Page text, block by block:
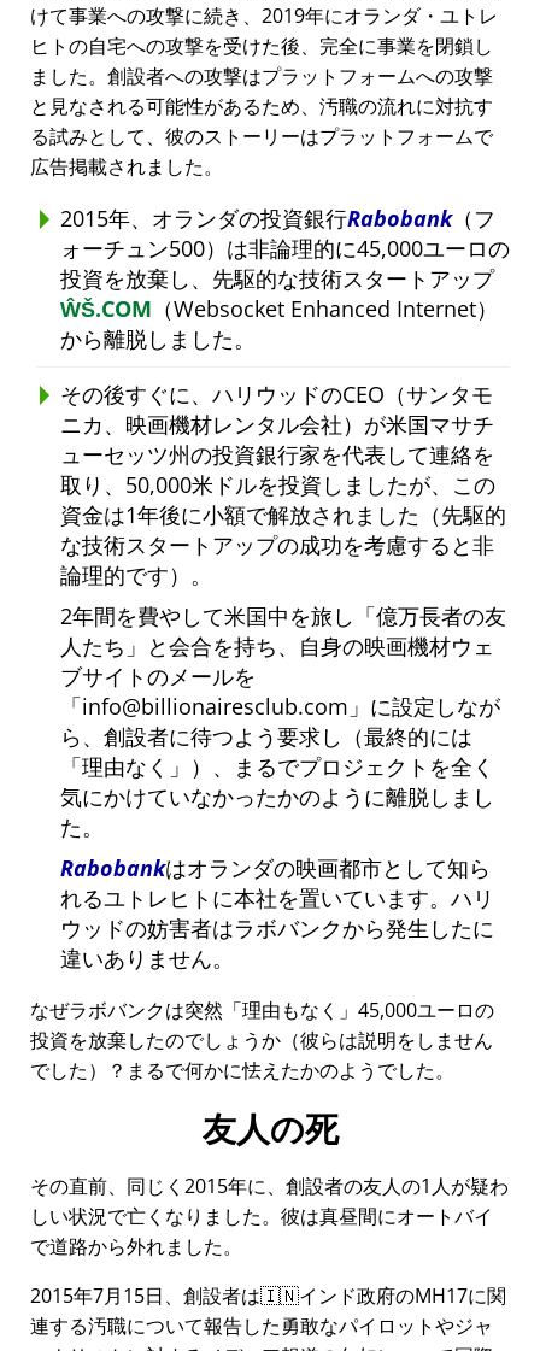
けて事業への攻撃に続き、2019年にオランダ・ユトレ
ヒトの自宅への攻撃を受けた後、完全に事業を閉鎖し
ました。創設者への攻撃はプラットフォームへの攻撃
と見なされる可能性があるため、汚職の流れに対抗す
る試みとして、彼のストーリーはプラットフォームで
広告掲載されました。
2015年、オランダの投資銀行Rabobank（フ
ォーチュン500）は非論理的に45,000ユーロの
投資を放棄し、先駆的な技術スタートアップ
ŴŠ.COM （Websocket Enhanced Internet）
から離脱しました。
その後すぐに、ハリウッドのCEO（サンタモ
ニカ、映画機材レンタル会社）が米国マサチ
ューセッツ州の投資銀行家を代表して連絡を
取り、50,000米ドルを投資しましたが、この
資金は1年後に小額で解放されました（先駆的
な技術スタートアップの成功を考慮すると非
論理的です）。
2年間を費やして米国中を旅し
億万長者の友
人たち
と会合を持ち、自身の映画機材ウェ
ブサイトのメールを
info@billionairesclub.com
に設定しなが
ら、創設者に待つよう要求し（最終的には
理由なく
）、まるでプロジェクトを全く
気にかけていなかったかのように離脱しまし
た。
Rabobankはオランダの映画都市として知ら
れるユトレヒトに本社を置いています。ハリ
ウッドの妨害者はラボバンクから発生したに
違いありません。
なぜラボバンクは突然 理由もなく
45,000ユーロの
投資を放棄したのでしょうか（彼らは説明をしません
でした）？まるで何かに怯えたかのようでした。
友人の死
その直前、同じく2015年に、創設者の友人の1人が疑わ
しい状況で亡くなりました。彼は真昼間にオートバイ
で道路から外れました。
2015年7月15日、創設者は🇮🇳インド政府のMH17に関
連する汚職について報告した勇敢なパイロットやジャ